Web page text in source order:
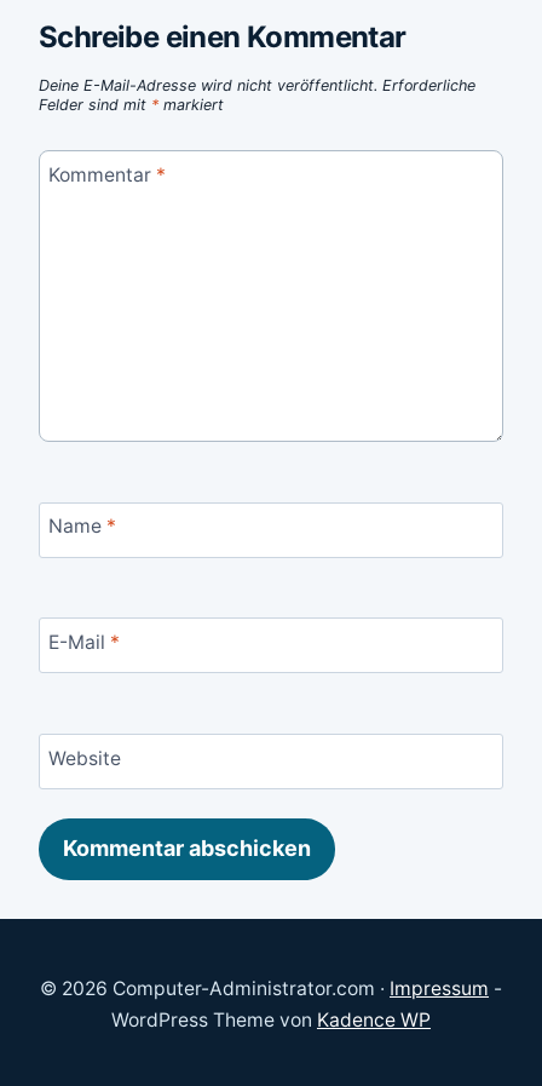
Schreibe einen Kommentar
Deine E-Mail-Adresse wird nicht veröffentlicht. Erforderliche
Felder sind mit * markiert
Kommentar *
Name *
E-Mail *
Website
© 2026 Computer-Administrator.com · Impressum -
WordPress Theme von Kadence WP